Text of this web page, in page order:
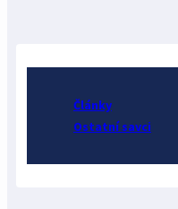
Články
Ostatní savci